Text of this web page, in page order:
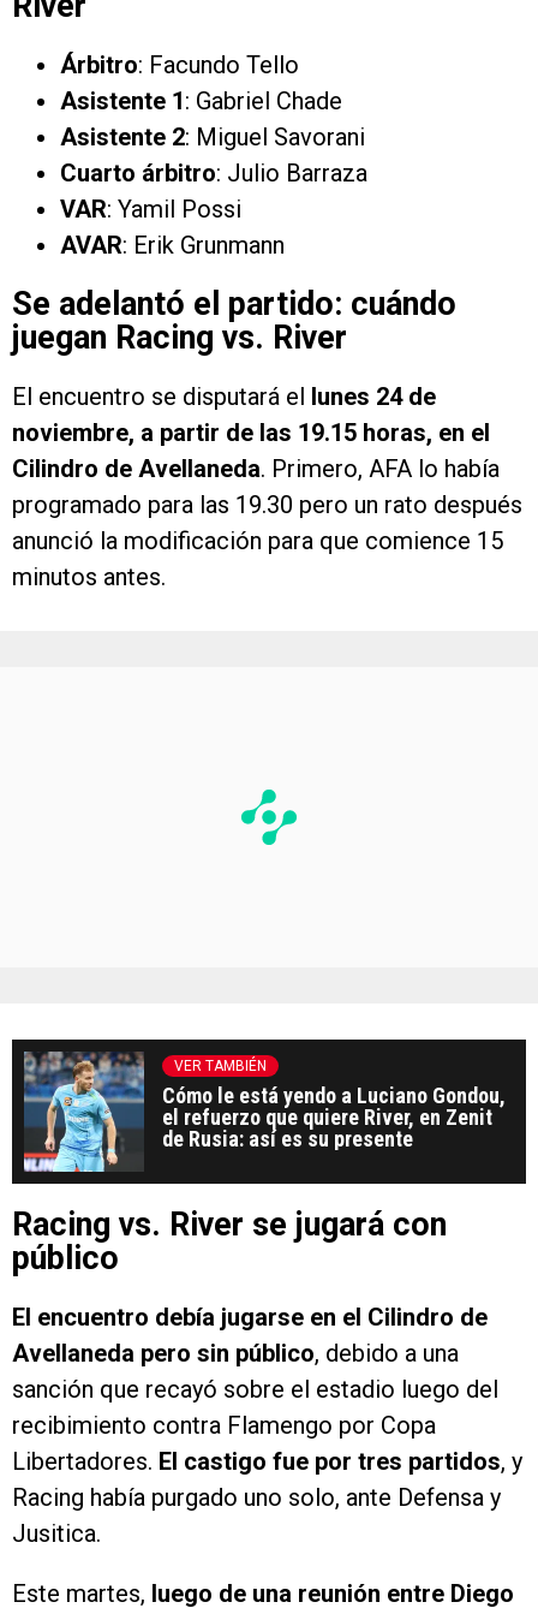
Árbitro: Facundo Tello
Asistente 1: Gabriel Chade
Asistente 2: Miguel Savorani
Cuarto árbitro: Julio Barraza
VAR: Yamil Possi
AVAR: Erik Grunmann
Se adelantó el partido: cuándo
juegan Racing vs. River
El encuentro se disputará el lunes 24 de
noviembre, a partir de las 19.15 horas, en el
Cilindro de Avellaneda. Primero, AFA lo había
programado para las 19.30 pero un rato después
anunció la modificación para que comience 15
minutos antes.
VER TAMBIÉN
Cómo le está yendo a Luciano Gondou,
el refuerzo que quiere River, en Zenit
de Rusia: así es su presente
Racing vs. River se jugará con
público
El encuentro debía jugarse en el Cilindro de
Avellaneda pero sin público, debido a una
sanción que recayó sobre el estadio luego del
recibimiento contra Flamengo por Copa
Libertadores. El castigo fue por tres partidos, y
Racing había purgado uno solo, ante Defensa y
Jusitica.
Este martes, luego de una reunión entre Diego